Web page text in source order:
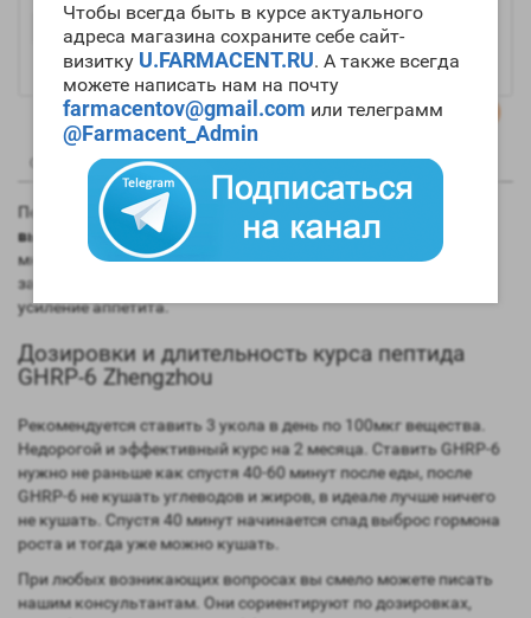
Чтобы всегда быть в курсе актуального
адреса магазина сохраните себе сайт-
визитку U.FARMACENT.RU. А также всегда
можете написать нам на почту
farmacentov@gmail.com или телеграмм
@Farmacent_Admin
Купить
Описание Отзывы0 Вопрос - Ответ0
Пептид GHRP-6 Zhengzhou – это
выработку собственного гормона роста. По действию во
многом имеет сходство с пептидом GHRP-2, Кроме того он
запускает грелиновые рецепторы, что влечет за собой
усиление аппетита.
Дозировки и длительность курса пептида
GHRP-6 Zhengzhou
Рекомендуется ставить 3 укола в день по 100мкг вещества.
Недорогой и эффективный курс на 2 месяца. Ставить GHRP-6
нужно не раньше как спустя 40-60 минут после еды, после
GHRP-6 не кушать углеводов и жиров, в идеале лучше ничего
не кушать. Спустя 40 минут начинается спад выброс гормона
роста и тогда уже можно кушать.
При любых возникающих вопросах вы смело можете писать
нашим консультантам. Они сориентируют по дозировках,